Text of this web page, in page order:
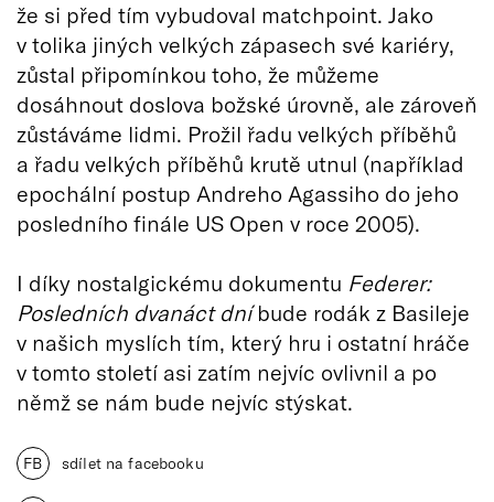
že si před tím vybudoval matchpoint. Jako
v tolika jiných velkých zápasech své kariéry,
zůstal připomínkou toho, že můžeme
dosáhnout doslova božské úrovně, ale zároveň
zůstáváme lidmi. Prožil řadu velkých příběhů
a řadu velkých příběhů krutě utnul (například
epochální postup Andreho Agassiho do jeho
posledního finále US Open v roce 2005).
I díky nostalgickému dokumentu Federer:
Posledních dvanáct dníbude rodák z Basileje
v našich myslích tím, který hru i ostatní hráče
v tomto století asi zatím nejvíc ovlivnil a po
němž se nám bude nejvíc stýskat.
FB sdílet na facebooku